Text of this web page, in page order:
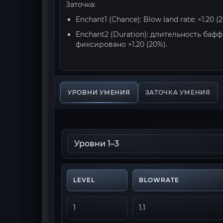
Заточка:
Enchant1 (Chance): Blow land rate: ×1.20
Enchant2 (Duration): длительность
фиксировано ×1.20 (20%).
УРОВНИ УМЕНИЯ ЗАТОЧКА УМЕНИЯ
LEVEL BLOWRATE
1 1.1